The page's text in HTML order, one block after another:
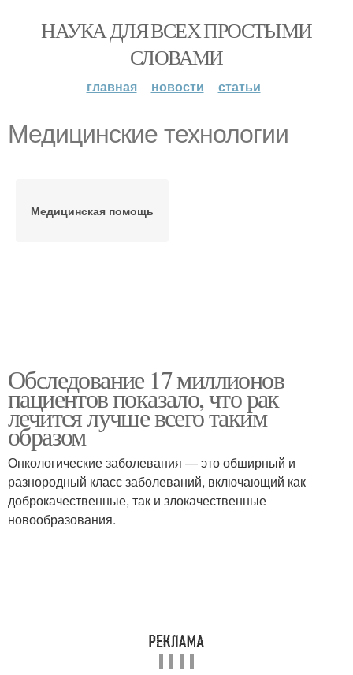
НАУКА ДЛЯ ВСЕХ ПРОСТЫМИ
СЛОВАМИ
главная новости статьи
Медицинские технологии
Медицинская помощь
Обследование 17 миллионов
пациентов показало, что рак
лечится лучше всего таким
образом
Онкологические заболевания — это обширный и
разнородный класс заболеваний, включающий как
доброкачественные, так и злокачественные
новообразования.